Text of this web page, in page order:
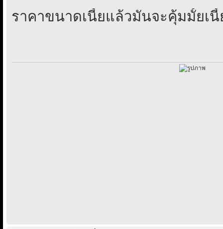
ราคาขนาดเนี้ยแล้วมันจะคุ้มมั้ยเนี้